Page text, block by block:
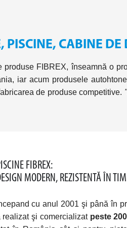
PISCINE, CABINE DE
produse FIBREX, înseamnă o
iar acum produsele
de produse competitive.
FIBREX:
MODERN, REZISTENTĂ ÎN
cu anul 2001 şi până în
realizat şi comercializat peste